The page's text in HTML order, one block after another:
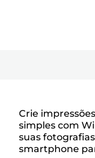
Crie
simples com
suas
smartphone